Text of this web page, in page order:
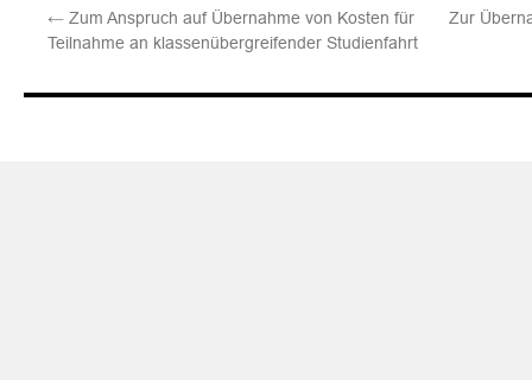
← Zum Anspruch auf Übernahme von Kosten für
Teilnahme an klassenübergreifender Studienfahrt
Zur